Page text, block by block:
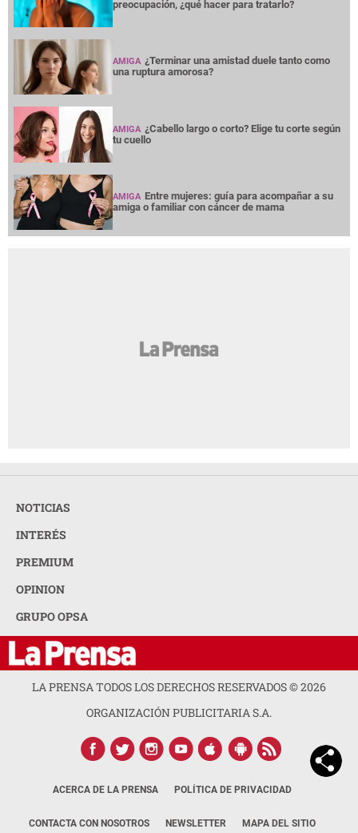
preocupación, ¿qué hacer para tratarlo?
AMIGA ¿Terminar una amistad duele tanto como
una ruptura amorosa?
AMIGA ¿Cabello largo o corto? Elige tu corte según
tu cuello
AMIGA Entre mujeres: guía para acompañar a su
amiga o familiar con cáncer de mama
NOTICIAS
INTERÉS
PREMIUM
OPINION
GRUPO OPSA
LA PRENSA TODOS LOS DERECHOS RESERVADOS ©2026
ORGANIZACIÓN PUBLICITARIA S.A.
ACERCA DE LA PRENSA POLÍTICA DE PRIVACIDAD
CONTACTA CON NOSOTROS NEWSLETTER MAPA DEL SITIO